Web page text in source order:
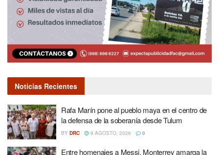
Noticias Recientes
Rafa Marín pone al pueblo maya en el centro de
la defensa de la soberanía desde Tulum
BY DRC 9 AGOSTO, 2026 0
Entre homenajes a Messi, Monterrey amarga la